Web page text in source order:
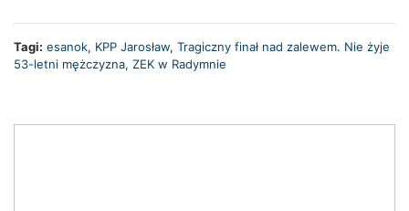
Tagi: esanok, KPP Jarosław, Tragiczny finał nad zalewem. Nie żyje
53-letni mężczyzna, ZEK w Radymnie